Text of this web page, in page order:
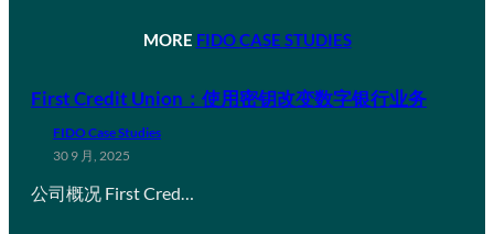
MORE FIDO CASE STUDIES
First Credit Union：使用密钥改变数字银行业务
FIDO Case Studies
30 9 月, 2025
公司概况 First Cred…